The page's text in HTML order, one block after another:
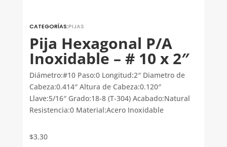
CATEGORÍAS:PIJAS
Pija Hexagonal P/A
Inoxidable – # 10 x 2″
Diámetro:#10 Paso:0 Longitud:2″ Diametro de
Cabeza:0.414″ Altura de Cabeza:0.120″
Llave:5/16″ Grado:18-8 (T-304) Acabado:Natural
Resistencia:0 Material:Acero Inoxidable
$3.30